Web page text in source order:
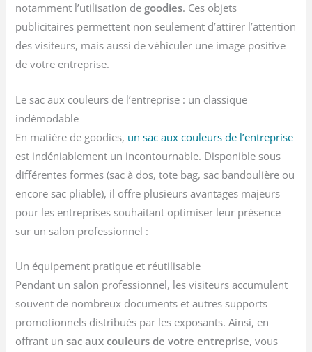
notamment l’utilisation de goodies. Ces objets
publicitaires permettent non seulement d’attirer l’attention
des visiteurs, mais aussi de véhiculer une image positive
de votre entreprise.
Le sac aux couleurs de l’entreprise : un classique
indémodable
En matière de goodies, un sac aux couleurs de l’entreprise
est indéniablement un incontournable. Disponible sous
différentes formes (sac à dos, tote bag, sac bandoulière ou
encore sac pliable), il offre plusieurs avantages majeurs
pour les entreprises souhaitant optimiser leur présence
sur un salon professionnel :
Un équipement pratique et réutilisable
Pendant un salon professionnel, les visiteurs accumulent
souvent de nombreux documents et autres supports
promotionnels distribués par les exposants. Ainsi, en
offrant unsac aux couleurs de votre entreprise, vous